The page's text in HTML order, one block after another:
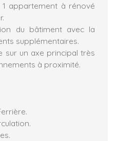
appartement à rénové
du bâtiment avec la
supplémentaires.
sur un axe principal très
à proximité.